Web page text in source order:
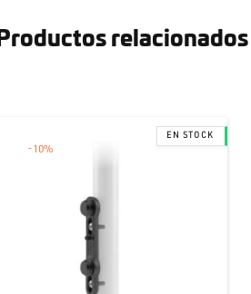
Productos relacionados
-10%